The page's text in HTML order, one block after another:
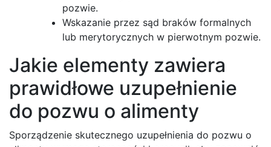
pozwie.
Wskazanie przez sąd braków formalnych
lub merytorycznych w pierwotnym pozwie.
Jakie elementy zawiera
prawidłowe uzupełnienie
do pozwu o alimenty
Sporządzenie skutecznego uzupełnienia do pozwu o